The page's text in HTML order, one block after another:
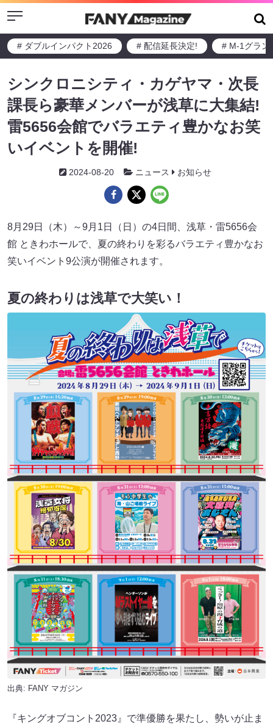
Menu
# ダブルインパクト2026 # 配信延長決定! # M-1グラン
シンクロニシティ・カゲヤマ・次長
課長ら豪華メンバーが浅草に大集結!
雷5656会館でバラエティ豊かなお笑
いイベントを開催!
2024-08-20 ニュース お知らせ
8月29日（木）～9月1日（日）の4日間、浅草・雷5656会
館 ときわホールで、夏の終わりを彩るバラエティ豊かなお
笑いイベント9公演が開催されます。
夏の終わりは浅草で大笑い！
出典: FANY マガジン
『キングオブコント2023』で準優勝を果たし、勢いが止ま